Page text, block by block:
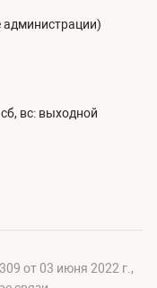
администрации)
сб, вс: выходной
от 03 июня 2022 г.,